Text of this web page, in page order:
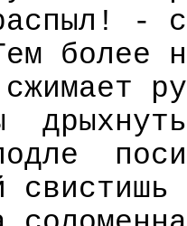
-
более
сжимает